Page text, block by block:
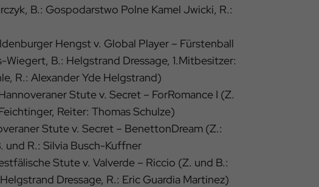
B.: Gospodarstwo Polne Kamel Jwicki, R.:
Hengst v. Global Player – Fürstenball
B.: Helgstrand Dressage, 1.Mitbesitzer:
R.: Alexander Yde Helgstrand)
Stute v. Secret – ForRomance I (Z.
Reiter: Thomas Schulze)
Stute v. Secret – BenettonDream (Z.:
und R.: Silvia Busch-Kuffner
Stute v. Valverde – Riccio (Z. und B.:
Dressage, R.: Eric Guardia Martinez)